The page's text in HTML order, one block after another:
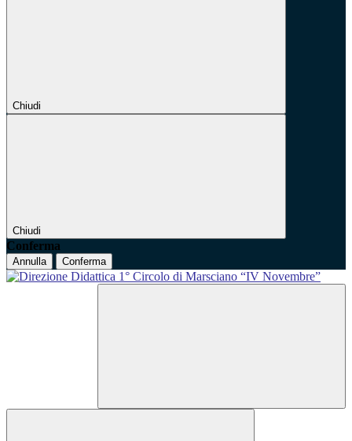
Chiudi
Chiudi
Conferma
Annulla Conferma